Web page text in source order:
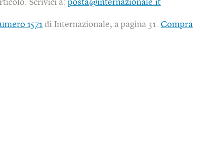
Scrivici a:posta@internazionale.it
1571 di Internazionale, a pagina 31.Compra